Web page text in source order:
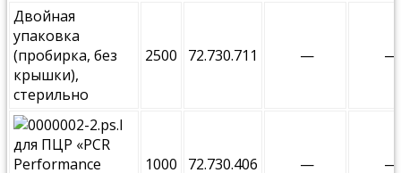
Двойная
упаковка
(пробирка, без
крышки),
стерильно
2500 72.730.711 — —
для ПЦР «PCR
Performance
1000 72.730.406 — —